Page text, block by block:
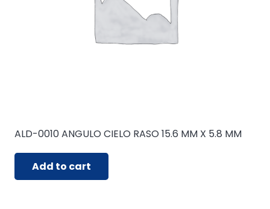
ALD-0010 ANGULO CIELO RASO 15.6 MM X 5.8 MM
Add to cart